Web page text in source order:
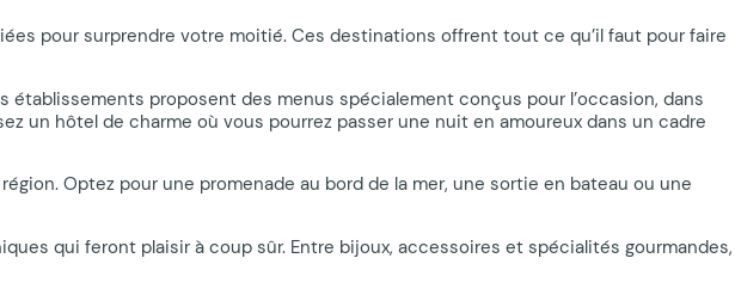
pour surprendre votre moitié. Ces destinations offrent tout ce qu’il faut pour faire
établissements proposent des menus spécialement conçus pour l’occasion, dans
un hôtel de charme où vous pourrez passer une nuit en amoureux dans un cadre
Optez pour une promenade au bord de la mer, une sortie en bateau ou une
qui feront plaisir à coup sûr. Entre bijoux, accessoires et spécialités gourmandes,